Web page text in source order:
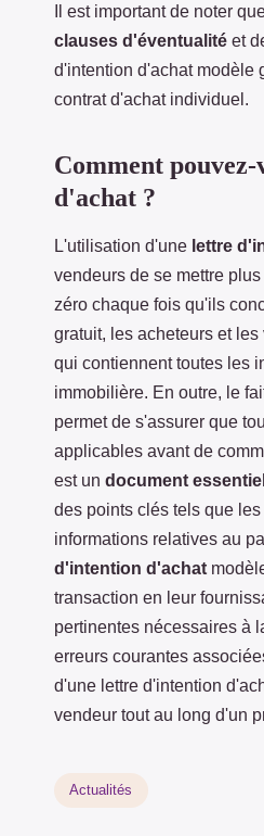
Il est important de noter
clauses d'éventualité et
d'intention d'achat modèle
contrat d'achat individuel.
Comment
d'achat ?
L'utilisation d'une lettre
vendeurs de se mettre
zéro chaque fois qu'ils
gratuit, les acheteurs et
qui contiennent toutes les
immobilière. En outre, le
permet de s'assurer que
applicables avant de
est un document essentiel
des points clés tels que
informations relatives au
d'intention d'achat
transaction en leur
pertinentes nécessaires à
erreurs courantes
d'une lettre d'intention
vendeur tout au long d'un
Actualités